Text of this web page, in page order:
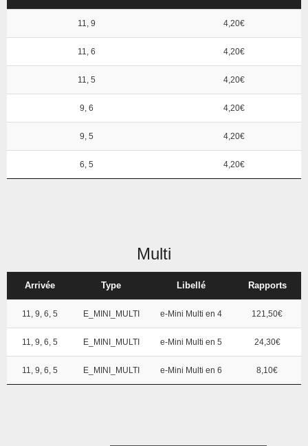
11, 9 4,20€
11, 6 4,20€
11, 5 4,20€
9, 6 4,20€
9, 5 4,20€
6, 5 4,20€
Multi
Arrivée Type Libellé Rapports
11, 9, 6, 5 E_MINI_MULTI e-Mini Multi en 4 121,50€
11, 9, 6, 5 E_MINI_MULTI e-Mini Multi en 5 24,30€
11, 9, 6, 5 E_MINI_MULTI e-Mini Multi en 6 8,10€